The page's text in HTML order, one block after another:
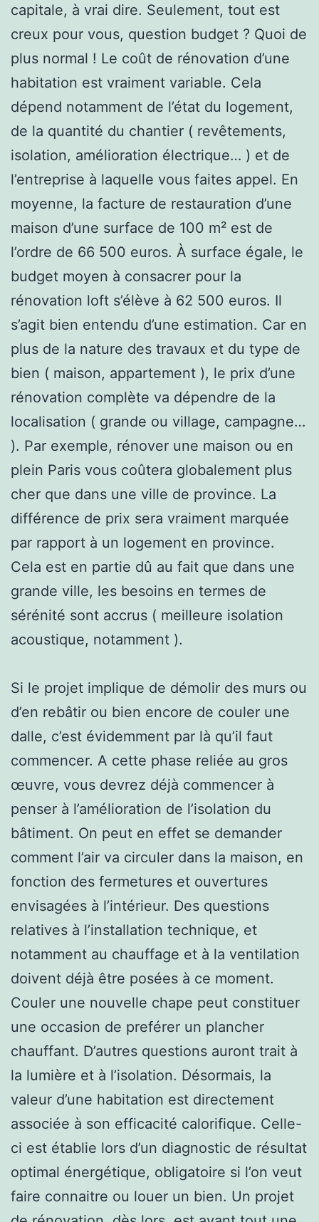
capitale, à vrai dire. Seulement, tout est
creux pour vous, question budget ? Quoi de
plus normal ! Le coût de rénovation d’une
habitation est vraiment variable. Cela
dépend notamment de l’état du logement,
de la quantité du chantier ( revêtements,
isolation, amélioration électrique… ) et de
l’entreprise à laquelle vous faites appel. En
moyenne, la facture de restauration d’une
maison d’une surface de 100 m² est de
l’ordre de 66 500 euros. À surface égale, le
budget moyen à consacrer pour la
rénovation loft s’élève à 62 500 euros. Il
s’agit bien entendu d’une estimation. Car en
plus de la nature des travaux et du type de
bien ( maison, appartement ), le prix d’une
rénovation complète va dépendre de la
localisation ( grande ou village, campagne…
). Par exemple, rénover une maison ou en
plein Paris vous coûtera globalement plus
cher que dans une ville de province. La
différence de prix sera vraiment marquée
par rapport à un logement en province.
Cela est en partie dû au fait que dans une
grande ville, les besoins en termes de
sérénité sont accrus ( meilleure isolation
acoustique, notamment ).
Si le projet implique de démolir des murs ou
d’en rebâtir ou bien encore de couler une
dalle, c’est évidemment par là qu’il faut
commencer. A cette phase reliée au gros
œuvre, vous devrez déjà commencer à
penser à l’amélioration de l’isolation du
bâtiment. On peut en effet se demander
comment l’air va circuler dans la maison, en
fonction des fermetures et ouvertures
envisagées à l’intérieur. Des questions
relatives à l’installation technique, et
notamment au chauffage et à la ventilation
doivent déjà être posées à ce moment.
Couler une nouvelle chape peut constituer
une occasion de preférer un plancher
chauffant. D’autres questions auront trait à
la lumière et à l’isolation. Désormais, la
valeur d’une habitation est directement
associée à son efficacité calorifique. Celle-
ci est établie lors d’un diagnostic de résultat
optimal énergétique, obligatoire si l’on veut
faire connaitre ou louer un bien. Un projet